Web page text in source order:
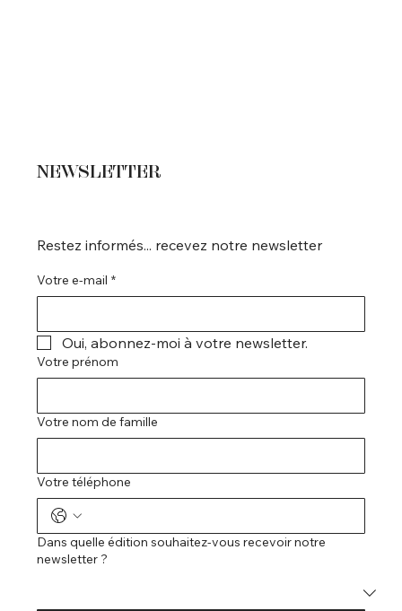
Restez informés... recevez notre newsletter
Votre e-mail *
Oui, abonnez-moi à votre newsletter.
Votre prénom
Votre nom de famille
Votre téléphone
Dans quelle édition souhaitez-vous recevoir notre
newsletter ?
NEWSLETTER